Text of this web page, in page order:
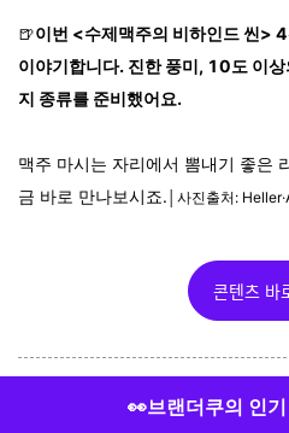
🍺이번 <수제맥주의 비하인드 씬>
이야기합니다. 진한 풍미, 10도 이
지 종류를 준비했어요.
맥주 마시는 자리에서 뽐내기 좋은
금 바로 만나보시죠. │사진출처:
콘텐츠 바
👀브랜더쿠의 인